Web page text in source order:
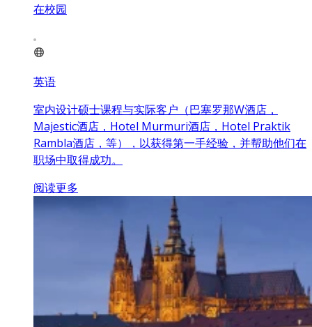
在校园
英语
室内设计硕士课程与实际客户（巴塞罗那W酒店，
Majestic酒店，Hotel Murmuri酒店，Hotel Praktik
Rambla酒店，等），以获得第一手经验，并帮助他们在
职场中取得成功。
阅读更多